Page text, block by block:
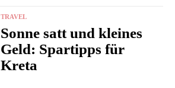
TRAVEL
Sonne satt und kleines
Geld: Spartipps für
Kreta